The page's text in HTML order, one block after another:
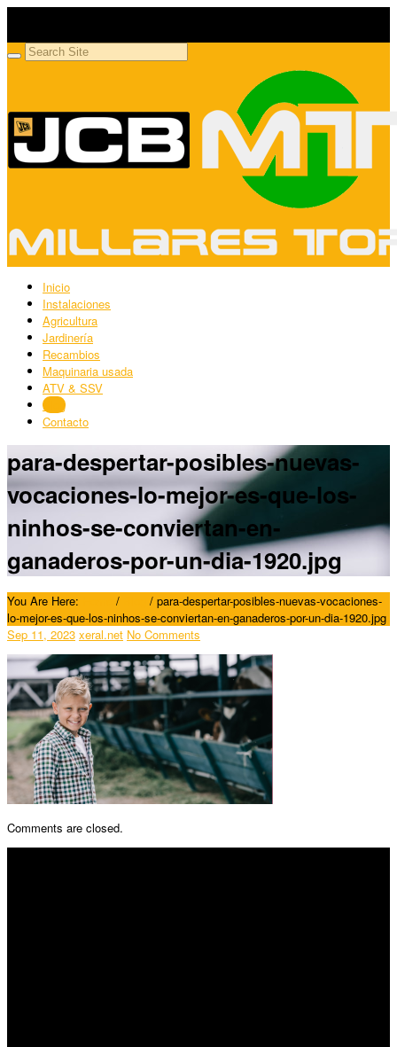
Inicio
Instalaciones
Agricultura
Jardinería
Recambios
Maquinaria usada
ATV & SSV
Blog
Contacto
para-despertar-posibles-nuevas-
vocaciones-lo-mejor-es-que-los-
ninhos-se-conviertan-en-
ganaderos-por-un-dia-1920.jpg
You Are Here: / / para-despertar-posibles-nuevas-vocaciones-
lo-mejor-es-que-los-ninhos-se-conviertan-en-ganaderos-por-un-dia-1920.jpg
Sep 11, 2023 xeral.net No Comments
Comments are closed.